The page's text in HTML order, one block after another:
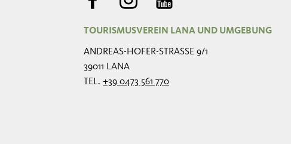
TOURISMUSVEREIN LANA UND UMGEBUNG
ANDREAS-HOFER-STRASSE 9/1
39011 LANA
TEL. +39 0473 561 770